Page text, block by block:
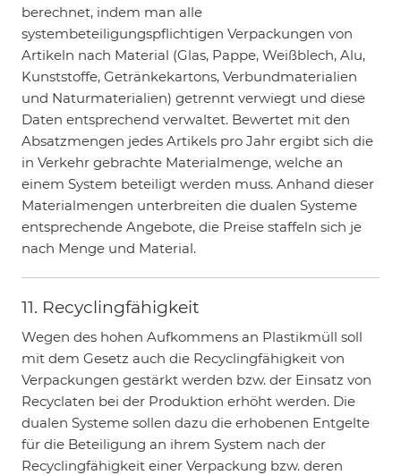
berechnet, indem man alle
systembeteiligungspflichtigen Verpackungen von
Artikeln nach Material (Glas, Pappe, Weißblech, Alu,
Kunststoffe, Getränkekartons, Verbundmaterialien
und Naturmaterialien) getrennt verwiegt und diese
Daten entsprechend verwaltet. Bewertet mit den
Absatzmengen jedes Artikels pro Jahr ergibt sich die
in Verkehr gebrachte Materialmenge, welche an
einem System beteiligt werden muss. Anhand dieser
Materialmengen unterbreiten die dualen Systeme
entsprechende Angebote, die Preise staffeln sich je
nach Menge und Material.
11. Recyclingfähigkeit
Wegen des hohen Aufkommens an Plastikmüll soll
mit dem Gesetz auch die Recyclingfähigkeit von
Verpackungen gestärkt werden bzw. der Einsatz von
Recyclaten bei der Produktion erhöht werden. Die
dualen Systeme sollen dazu die erhobenen Entgelte
für die Beteiligung an ihrem System nach der
Recyclingfähigkeit einer Verpackung bzw. deren